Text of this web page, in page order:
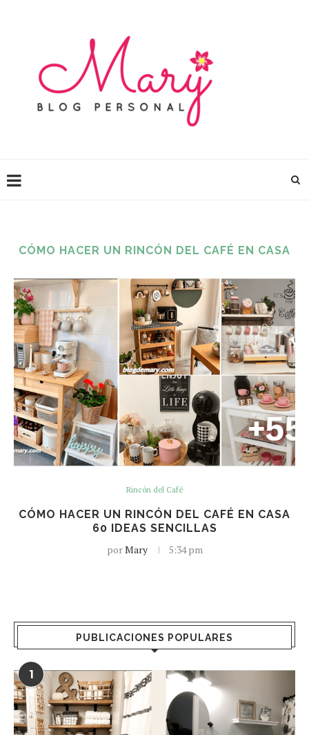
CÓMO HACER UN RINCÓN DEL CAFÉ EN CASA
Rincón del Café
CÓMO HACER UN RINCÓN DEL CAFÉ EN CASA
60 IDEAS SENCILLAS
porMary 5:34 pm
PUBLICACIONES POPULARES
1